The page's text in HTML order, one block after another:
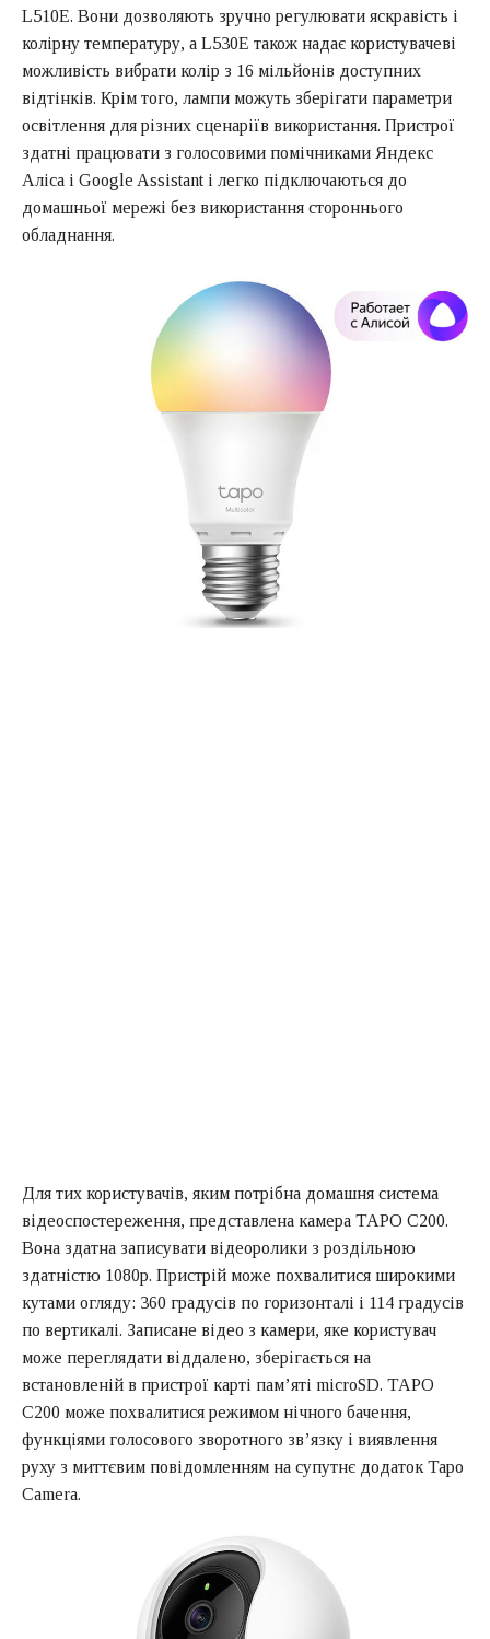
L510E. Вони дозволяють зручно регулювати яскравість і
колірну температуру, а L530E також надає користувачеві
можливість вибрати колір з 16 мільйонів доступних
відтінків. Крім того, лампи можуть зберігати параметри
освітлення для різних сценаріїв використання. Пристрої
здатні працювати з голосовими помічниками Яндекс
Аліса і Google Assistant і легко підключаються до
домашньої мережі без використання стороннього
обладнання.
Для тих користувачів, яким потрібна домашня система
відеоспостереження, представлена камера TAPO C200.
Вона здатна записувати відеоролики з роздільною
здатністю 1080p. Пристрій може похвалитися широкими
кутами огляду: 360 градусів по горизонталі і 114 градусів
по вертикалі. Записане відео з камери, яке користувач
може переглядати віддалено, зберігається на
встановленій в пристрої карті пам’яті microSD. TAPO
C200 може похвалитися режимом нічного бачення,
функціями голосового зворотного зв’язку і виявлення
руху з миттєвим повідомленням на супутнє додаток Tapo
Camera.